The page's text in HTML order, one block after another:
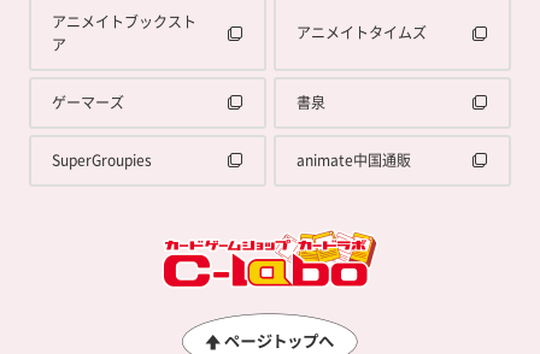
アニメイトブックスト
ア
アニメイトタイムズ
ゲーマーズ 書泉
SuperGroupies animate中国通販